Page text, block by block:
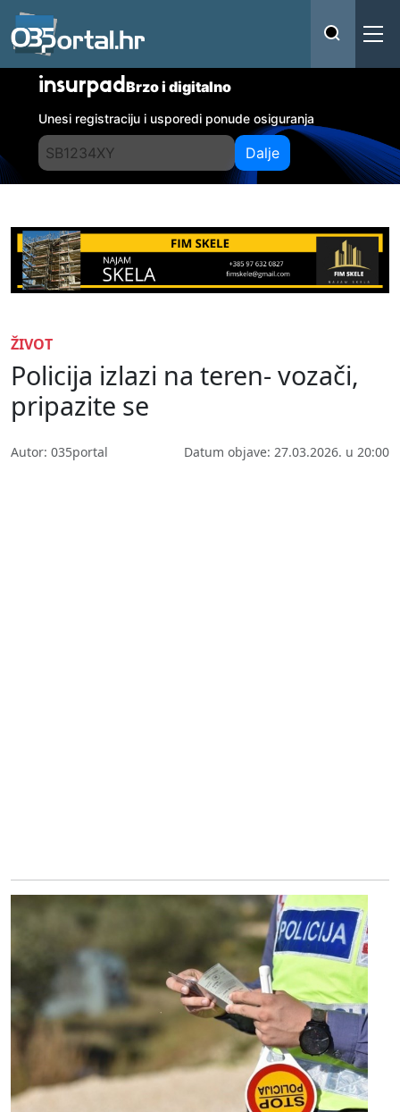
insurpadBrzo i digitalno
Unesi registraciju i usporedi ponude osiguranja
Dalje
ŽIVOT
Policija izlazi na teren- vozači,
pripazite se
Autor: 035portal Datum objave: 27.03.2026. u 20:00